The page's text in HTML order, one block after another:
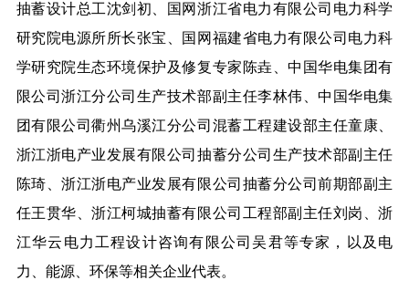
抽蓄设计总工沈剑初、国网浙江省电力有限公司电力科学
研究院电源所所长张宝、国网福建省电力有限公司电力科
学研究院生态环境保护及修复专家陈垚、中国华电集团有
限公司浙江分公司生产技术部副主任李林伟、中国华电集
团有限公司衢州乌溪江分公司混蓄工程建设部主任童康、
浙江浙电产业发展有限公司抽蓄分公司生产技术部副主任
陈琦、浙江浙电产业发展有限公司抽蓄分公司前期部副主
任王贯华、浙江柯城抽蓄有限公司工程部副主任刘岗、浙
江华云电力工程设计咨询有限公司吴君等专家，以及电
力、能源、环保等相关企业代表。